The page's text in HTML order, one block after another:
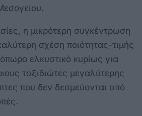
η μικρότερη συγκέντρωση
σχέση ποιότητας-τιμής
ελκυστικό κυρίως για
ταξιδιώτες μεγαλύτερης
που δεν δεσμεύονται από